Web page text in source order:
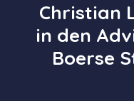
Christian
in den
Boerse